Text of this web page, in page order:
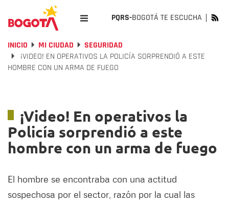
PQRS-BOGOTÁ TE ESCUCHA
INICIO MI CIUDAD
SEGURIDAD
¡VIDEO! EN OPERATIVOS LA POLICÍA SORPRENDIÓ A ESTE
HOMBRE CON UN ARMA DE FUEGO
¡Video! En operativos la
Policía sorprendió a este
hombre con un arma de fuego
El hombre se encontraba con una actitud
sospechosa por el sector, razón por la cual las